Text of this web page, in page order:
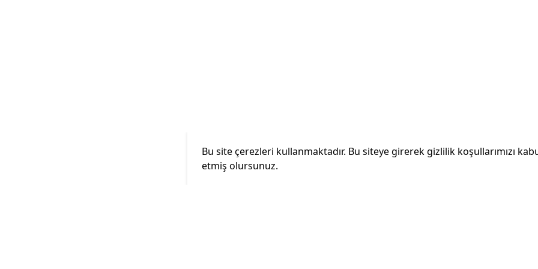
Bu site çerezleri kullanmaktadır. Bu siteye girerek gizlilik koşullarımızı
etmiş olursunuz.